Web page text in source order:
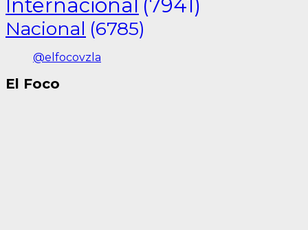
Internacional (7941)
Nacional (6785)
@elfocovzla
El Foco